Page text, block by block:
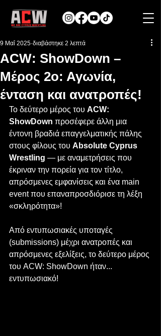
ACW: ShowDown –
Μέρος 2ο: Αγωνία,
ένταση και ανατροπές!
9 Μαΐ 2025 διαβάστηκε 2 λεπτά
Το δεύτερο μέρος του ACW:
ShowDown προσέφερε άλλη μια
έντονη βραδιά επαγγελματικής πάλης
στους φίλους του Absolute Cyprus
Wrestling — με αναμετρήσεις που
έκριναν την πορεία για τον τίτλο,
απρόσμενες εμφανίσεις και ένα main
event που επαναπροσδιόρισε τη λέξη
«σκληρότητα»!
Από εντυπωσιακές υποταγές
(submissions) μέχρι ανατροπές και
απρόσμενες εξελίξεις, το δεύτερο μέρος
του ACW: ShowDown ήταν...
εντυπωσιακό!